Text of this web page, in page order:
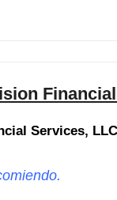
Services, LLC